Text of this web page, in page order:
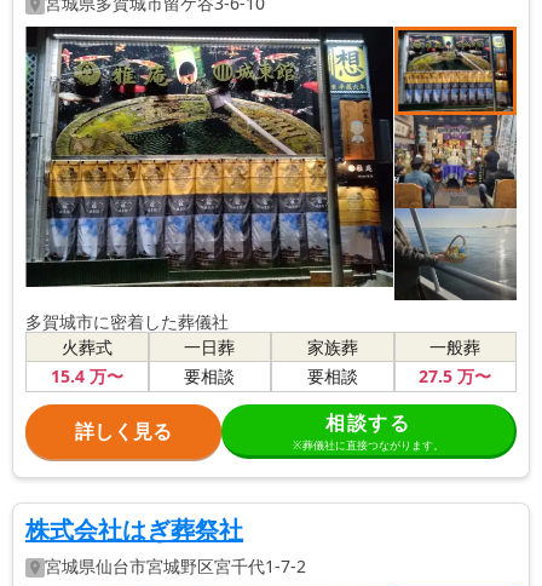
多賀城市に密着した葬儀社
火葬式
15.4万〜
一日葬
要相談
家族葬
要相談
一般葬
27.5 万〜
詳しく見る 相談する
※葬儀社に直接つながります。
株式会社はぎ葬祭社
宮城県仙台市宮城野区宮千代1-7-2